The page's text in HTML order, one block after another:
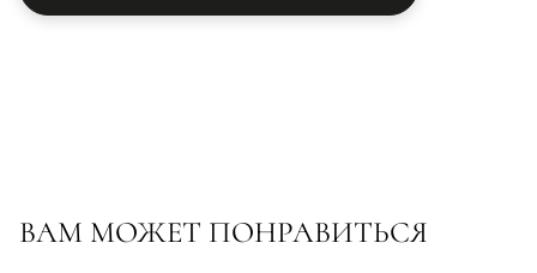
ВАМ МОЖЕТ ПОНРАВИТЬСЯ